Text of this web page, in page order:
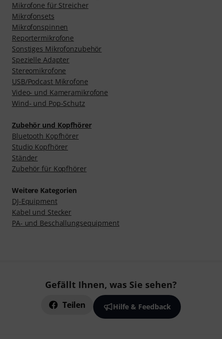
Mikrofone für Streicher
Mikrofonsets
Mikrofonspinnen
Reportermikrofone
Sonstiges Mikrofonzubehör
Spezielle Adapter
Stereomikrofone
USB/Podcast Mikrofone
Video- und Kameramikrofone
Wind- und Pop-Schutz
Zubehör und Kopfhörer
Bluetooth Kopfhörer
Studio Kopfhörer
Ständer
Zubehör für Kopfhörer
Weitere Kategorien
DJ-Equipment
Kabel und Stecker
PA- und Beschallungsequipment
Gefällt Ihnen, was Sie sehen?
Teilen Hilfe & Feedback